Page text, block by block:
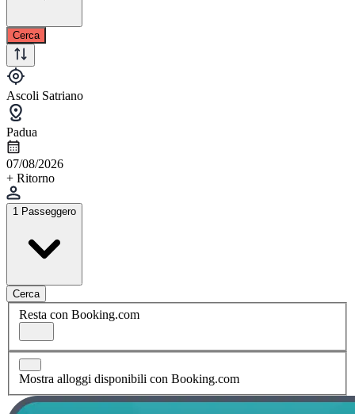
Cerca
Ascoli Satriano
Padua
07/08/2026
+ Ritorno
1 Passeggero
Cerca
Resta con Booking.com
Mostra alloggi disponibili con Booking.com